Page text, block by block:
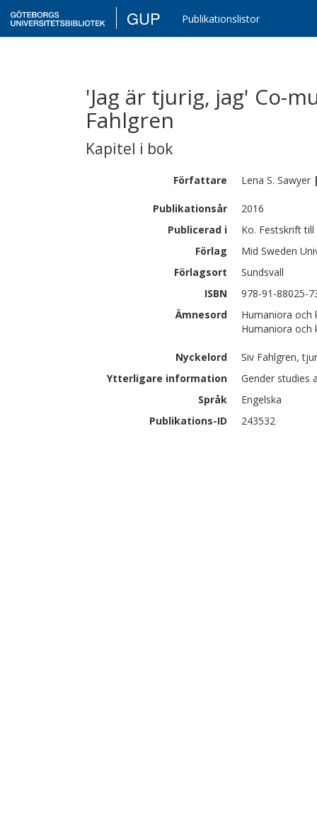
GUP Publikationslistor
'Jag är tjurig, jag' Co-
Fahlgren
Kapitel i bok
Författare Lena S. Sawyer
Publikationsår
2016
Publicerad i
Ko. Festskrift till
Förlag
Mid Sweden
Förlagsort
Sundsvall
ISBN
978-91-88025-
Ämnesord
Humaniora
Humaniora
Nyckelord
Siv Fahlgren,
Ytterligare information
Gender studies
Språk
Engelska
Publikations-ID
243532